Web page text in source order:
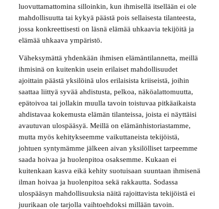
luovuttamattomina silloinkin, kun ihmisellä itsellään ei ole
mahdollisuutta tai kykyä päästä pois sellaisesta tilanteesta,
jossa konkreettisesti on läsnä elämää uhkaavia tekijöitä ja
elämää uhkaava ympäristö.
Väheksymättä yhdenkään ihmisen elämäntilannetta, meillä
ihmisinä on kuitenkin usein erilaiset mahdollisuudet
ajoittain päästä yksilöinä ulos erilaisista kriiseistä, joihin
saattaa liittyä syvää ahdistusta, pelkoa, näköalattomuutta,
epätoivoa tai jollakin muulla tavoin toistuvaa pitkäaikaista
ahdistavaa kokemusta elämän tilanteissa, joista ei näyttäisi
avautuvan ulospääsyä. Meillä on elämänhistoriastamme,
mutta myös kehitykseemme vaikuttaneista tekijöistä,
johtuen syntymämme jälkeen aivan yksilölliset tarpeemme
saada hoivaa ja huolenpitoa osaksemme. Kukaan ei
kuitenkaan kasva eikä kehity suotuisaan suuntaan ihmisenä
ilman hoivaa ja huolenpitoa sekä rakkautta. Sodassa
ulospääsyn mahdollisuuksia näitä rajoittavista tekijöistä ei
juurikaan ole tarjolla vaihtoehdoksi millään tavoin.